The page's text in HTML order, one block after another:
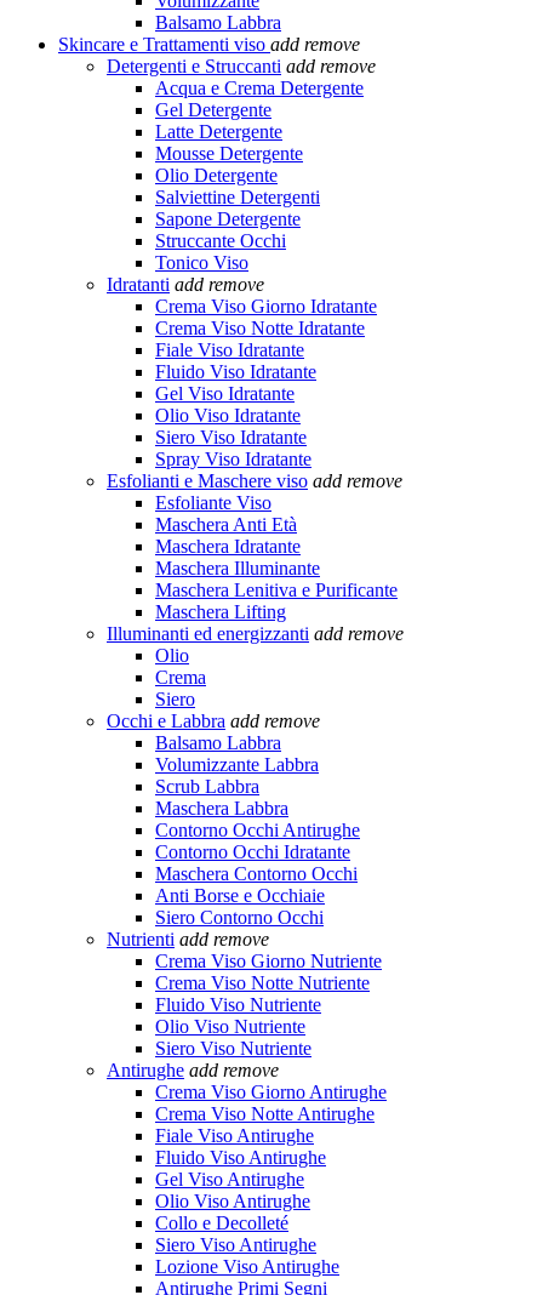
Balsamo Labbra
Skincare e Trattamenti viso add remove
Detergenti e Struccanti add remove
Acqua e Crema Detergente
Gel Detergente
Latte Detergente
Mousse Detergente
Olio Detergente
Salviettine Detergenti
Sapone Detergente
Struccante Occhi
Tonico Viso
Idratanti add remove
Crema Viso Giorno Idratante
Crema Viso Notte Idratante
Fiale Viso Idratante
Fluido Viso Idratante
Gel Viso Idratante
Olio Viso Idratante
Siero Viso Idratante
Spray Viso Idratante
Esfolianti e Maschere viso add remove
Esfoliante Viso
Maschera Anti Età
Maschera Idratante
Maschera Illuminante
Maschera Lenitiva e Purificante
Maschera Lifting
Illuminanti ed energizzanti add remove
Olio
Crema
Siero
Occhi e Labbra add remove
Balsamo Labbra
Volumizzante Labbra
Scrub Labbra
Maschera Labbra
Contorno Occhi Antirughe
Contorno Occhi Idratante
Maschera Contorno Occhi
Anti Borse e Occhiaie
Siero Contorno Occhi
Nutrienti add remove
Crema Viso Giorno Nutriente
Crema Viso Notte Nutriente
Fluido Viso Nutriente
Olio Viso Nutriente
Siero Viso Nutriente
Antirughe add remove
Crema Viso Giorno Antirughe
Crema Viso Notte Antirughe
Fiale Viso Antirughe
Fluido Viso Antirughe
Gel Viso Antirughe
Olio Viso Antirughe
Collo e Decolleté
Siero Viso Antirughe
Lozione Viso Antirughe
Antirughe Primi Segni